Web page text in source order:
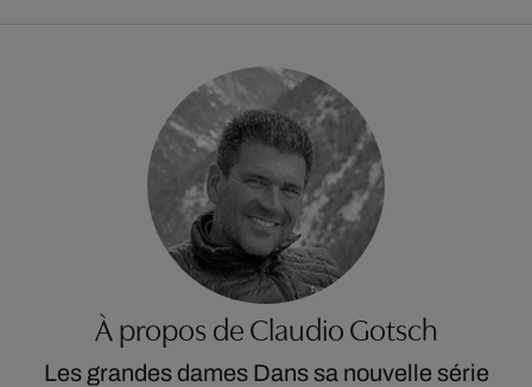
À propos de Claudio Gotsch
Les grandes dames Dans sa nouvelle série